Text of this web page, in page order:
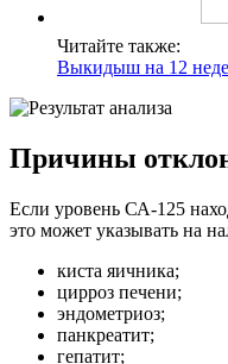
Читайте также:
Выкидыш на 12
Причины
Если уровень СА-125
это может указывать на
киста яичника;
цирроз печени;
эндометриоз;
панкреатит;
гепатит;